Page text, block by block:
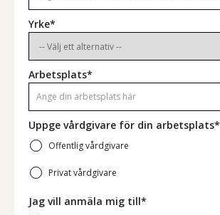
Yrke*
Arbetsplats*
Uppge vårdgivare för din arbetsplats*
Offentlig vårdgivare
Privat vårdgivare
Jag vill anmäla mig till*